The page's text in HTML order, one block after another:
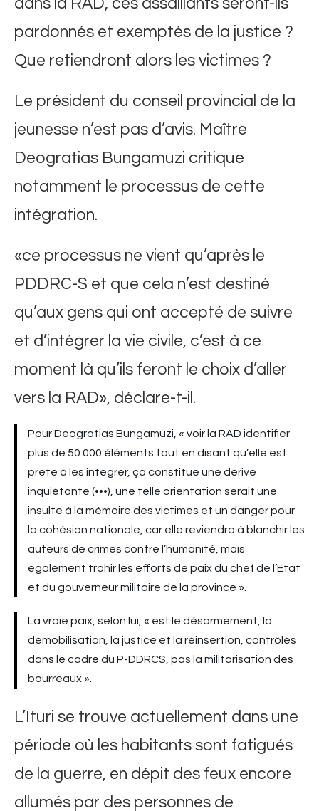
dans la RAD, ces assaillants seront-ils
pardonnés et exemptés de la justice ?
Que retiendront alors les victimes ?
Le président du conseil provincial de la
jeunesse n’est pas d’avis. Maître
Deogratias Bungamuzi critique
notamment le processus de cette
intégration.
«ce processus ne vient qu’après le
PDDRC-S et que cela n’est destiné
qu’aux gens qui ont accepté de suivre
et d’intégrer la vie civile, c’est à ce
moment là qu’ils feront le choix d’aller
vers la RAD», déclare-t-il.
Pour Deogratias Bungamuzi, « voir la RAD identifier
plus de 50 000 éléments tout en disant qu’elle est
prête à les intégrer, ça constitue une dérive
inquiétante (•••), une telle orientation serait une
insulte à la mémoire des victimes et un danger pour
la cohésion nationale, car elle reviendra à blanchir les
auteurs de crimes contre l’humanité, mais
également trahir les efforts de paix du chef de l’Etat
et du gouverneur militaire de la province ».
La vraie paix, selon lui, « est le désarmement, la
démobilisation, la justice et la réinsertion, contrôlés
dans le cadre du P-DDRCS, pas la militarisation des
bourreaux ».
L’Ituri se trouve actuellement dans une
période où les habitants sont fatigués
de la guerre, en dépit des feux encore
allumés par des personnes de